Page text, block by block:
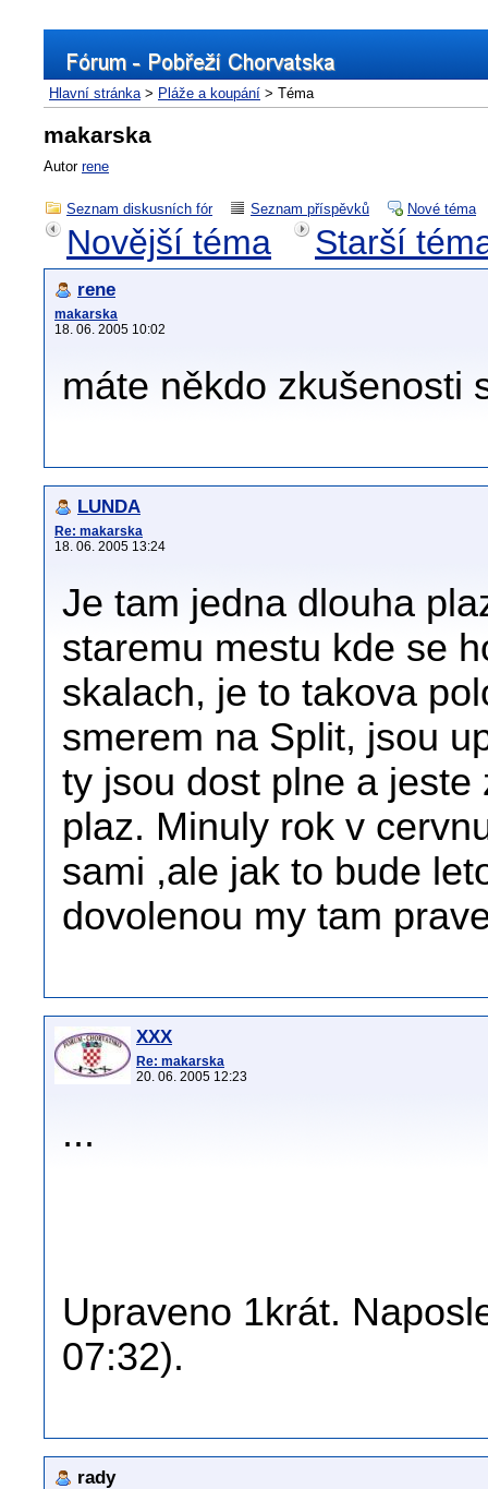
Hlavní stránka> Pláže a koupání > Téma
makarska
Autor rene
Seznam diskusních fór Seznam příspěvků Nové téma
Novější téma Starší
rene
makarska
18. 06. 2005 10:02
máte někdo zkušenosti
LUNDA
Re: makarska
18. 06. 2005 13:24
Je tam jedna dlouha
staremu mestu kde se
skalach, je to takova
smerem na Split, jsou
ty jsou dost plne a
plaz. Minuly rok v
sami ,ale jak to bude
dovolenou my tam
XXX
Re: makarska
20. 06. 2005 12:23
...
Upraveno 1krát.
07:32).
rady